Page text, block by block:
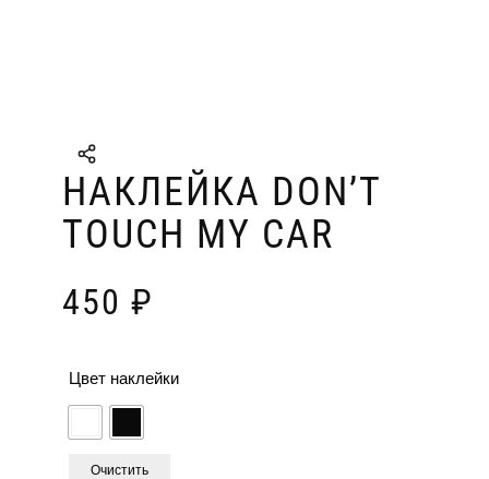
НАКЛЕЙКА DON’T
TOUCH MY CAR
450 ₽
Цвет наклейки
Очистить